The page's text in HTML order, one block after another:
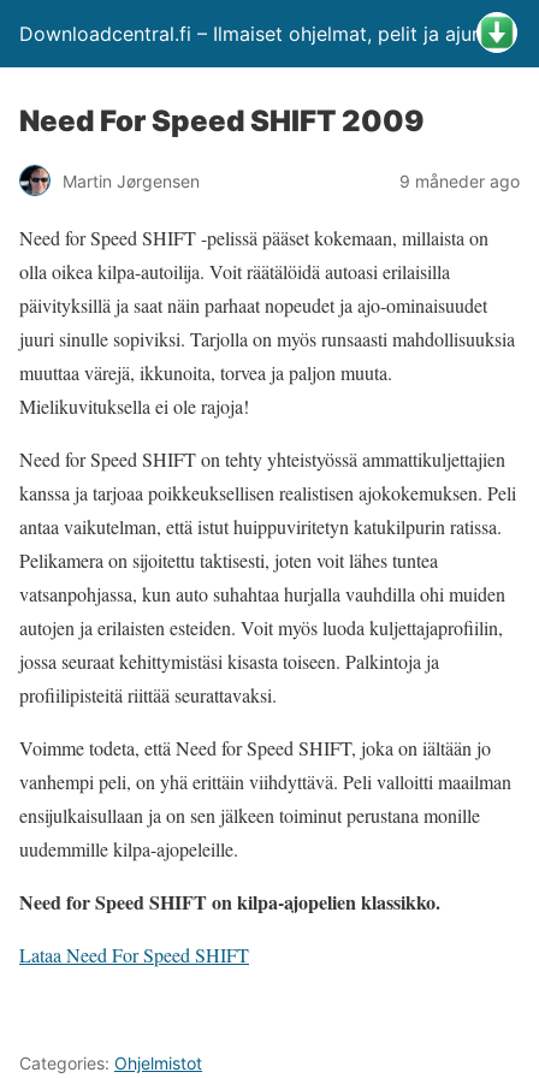
Downloadcentral.fi – Ilmaiset ohjelmat, pelit ja ajurit
Need For Speed SHIFT 2009
Martin Jørgensen 9 måneder ago
Need for Speed SHIFT -pelissä pääset kokemaan, millaista on
olla oikea kilpa-autoilija. Voit räätälöidä autoasi erilaisilla
päivityksillä ja saat näin parhaat nopeudet ja ajo-ominaisuudet
juuri sinulle sopiviksi. Tarjolla on myös runsaasti mahdollisuuksia
muuttaa värejä, ikkunoita, torvea ja paljon muuta.
Mielikuvituksella ei ole rajoja!
Need for Speed SHIFT on tehty yhteistyössä ammattikuljettajien
kanssa ja tarjoaa poikkeuksellisen realistisen ajokokemuksen. Peli
antaa vaikutelman, että istut huippuviritetyn katukilpurin ratissa.
Pelikamera on sijoitettu taktisesti, joten voit lähes tuntea
vatsanpohjassa, kun auto suhahtaa hurjalla vauhdilla ohi muiden
autojen ja erilaisten esteiden. Voit myös luoda kuljettajaprofiilin,
jossa seuraat kehittymistäsi kisasta toiseen. Palkintoja ja
profiilipisteitä riittää seurattavaksi.
Voimme todeta, että Need for Speed SHIFT, joka on iältään jo
vanhempi peli, on yhä erittäin viihdyttävä. Peli valloitti maailman
ensijulkaisullaan ja on sen jälkeen toiminut perustana monille
uudemmille kilpa-ajopeleille.
Need for Speed SHIFT on kilpa-ajopelien klassikko.
Lataa Need For Speed SHIFT
Categories: Ohjelmistot